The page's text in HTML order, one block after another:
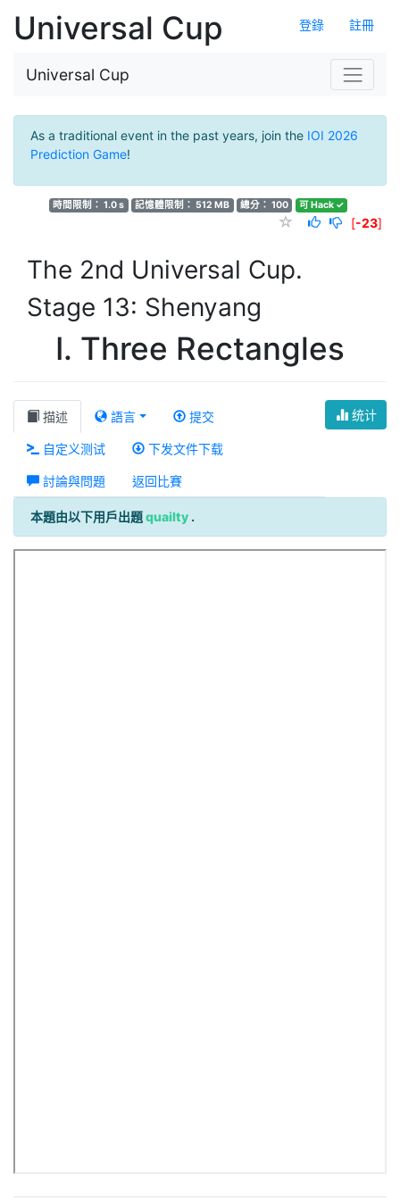
登錄 註冊
Universal Cup
Universal Cup
As a traditional event in the past years, join the IOI 2026
Prediction Game!
時間限制： 1.0 s 記憶體限制： 512 MB 總分： 100 可 Hack ✓
[-23]
The 2nd Universal Cup.
Stage 13: Shenyang
I. Three Rectangles
统计
描述 語言 提交
自定义测试 下发文件下载
討論與問題 返回比賽
本題由以下用戶出題quailty.